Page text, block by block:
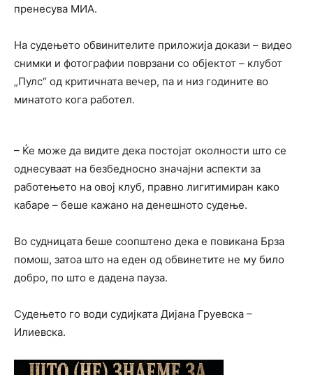
пренесува МИА.
На судењето обвинителите приложија докази – видео
снимки и фотографии поврзани со објектот – клубот
„Пулс“ од критичната вечер, па и низ годините во
минатото кога работел.
– Ќе може да видите дека постојат околности што се
однесуваат на безбедносно значајни аспекти за
работењето на овој клуб, правно лигитимиран како
кабаре – беше кажано на денешното судење.
Во судницата беше соопштено дека е повикана Брза
помош, затоа што на еден од обвинетите не му било
добро, по што е дадена пауза.
Судењето го води судијката Дијана Груевска –
Илиевска.